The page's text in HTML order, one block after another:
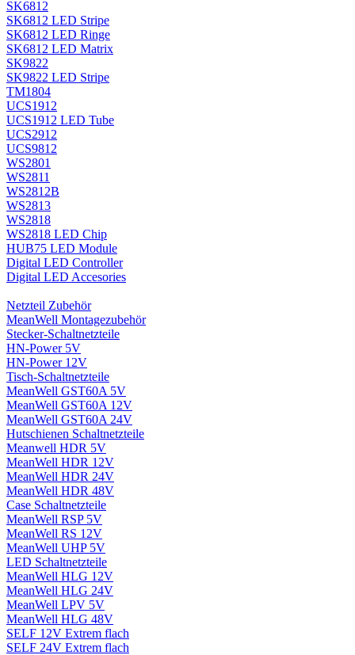
SK6812
SK6812 LED Stripe
SK6812 LED Ringe
SK6812 LED Matrix
SK9822
SK9822 LED Stripe
TM1804
UCS1912
UCS1912 LED Tube
UCS2912
UCS9812
WS2801
WS2811
WS2812B
WS2813
WS2818
WS2818 LED Chip
HUB75 LED Module
Digital LED Controller
Digital LED Accesories
Netzteil Zubehör
MeanWell Montagezubehör
Stecker-Schaltnetzteile
HN-Power 5V
HN-Power 12V
Tisch-Schaltnetzteile
MeanWell GST60A 5V
MeanWell GST60A 12V
MeanWell GST60A 24V
Hutschienen Schaltnetzteile
Meanwell HDR 5V
MeanWell HDR 12V
MeanWell HDR 24V
MeanWell HDR 48V
Case Schaltnetzteile
MeanWell RSP 5V
MeanWell RS 12V
MeanWell UHP 5V
LED Schaltnetzteile
MeanWell HLG 12V
MeanWell HLG 24V
MeanWell LPV 5V
MeanWell HLG 48V
SELF 12V Extrem flach
SELF 24V Extrem flach